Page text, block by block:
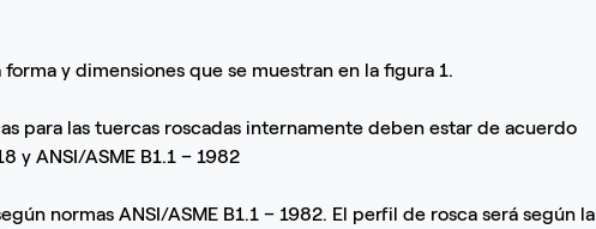
y dimensiones que se muestran en la figura 1.
para las tuercas roscadas internamente deben estar de acuerdo
y ANSI/ASME B1.1 – 1982
normas ANSI/ASME B1.1 – 1982. El perfil de rosca será según la